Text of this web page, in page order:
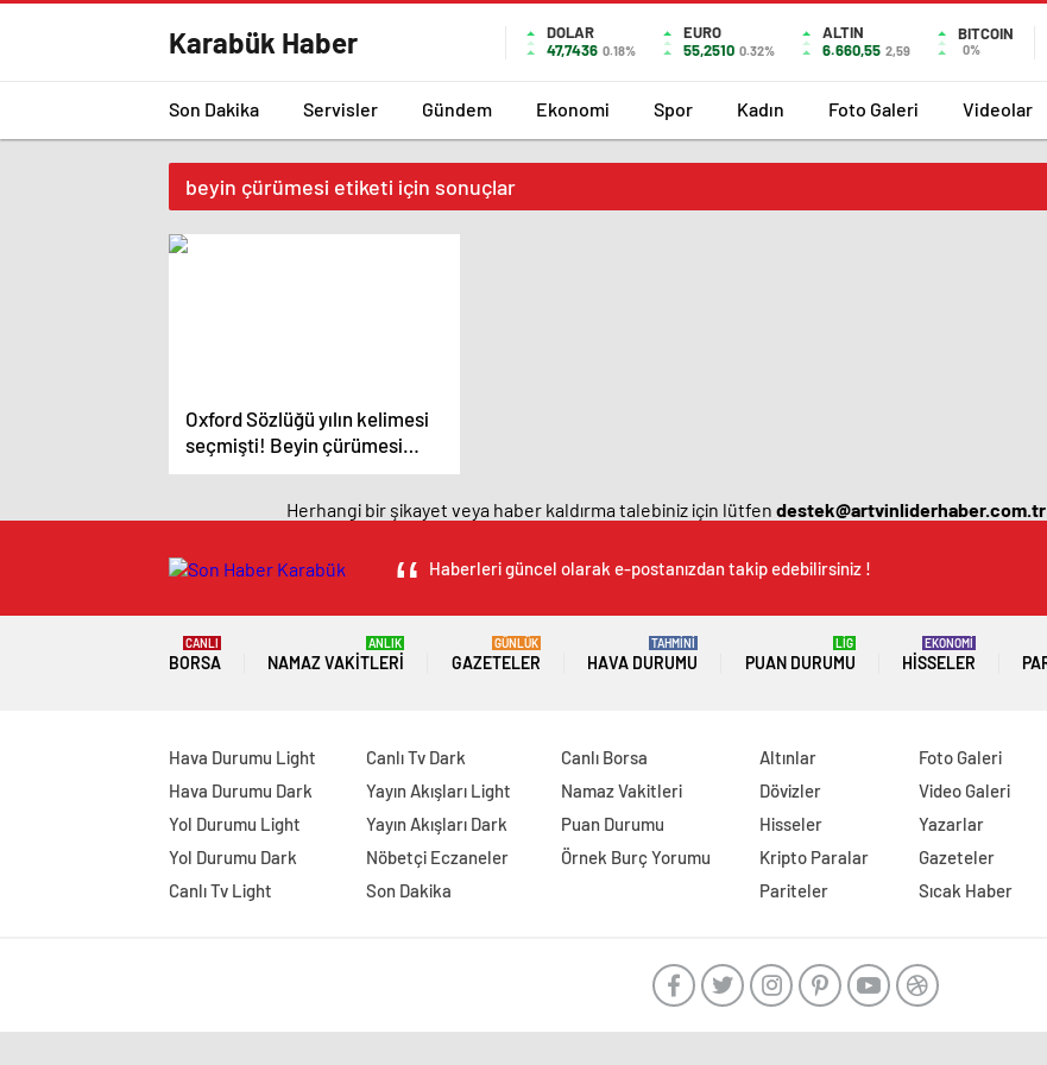
Karabük Haber
DOLAR
47,7436 0.18%
EURO
55,2510 0.32%
ALTIN
6.660,55 2,59
BITCOIN
0%
Son Dakika Servisler Gündem Ekonomi Spor Kadın Foto Galeri Videolar
beyin çürümesi etiketi için sonuçlar
Oxford Sözlüğü yılın kelimesi
seçmişti! Beyin çürümesi
nedir, nasıl etkiler? – Haberler
Herhangi bir şikayet veya haber kaldırma talebiniz için lütfen destek@artvinliderhaber.com.tr
Haberleri güncel olarak e-postanızdan takip edebilirsiniz !
BORSA
CANLI
NAMAZ VAKITLERI
ANLIK
GAZETELER
GÜNLÜK
HAVA DURUMU
TAHMİNİ
PUAN DURUMU
LİG
HISSELER
EKONOMİ
Hava Durumu Light
Hava Durumu Dark
Yol Durumu Light
Yol Durumu Dark
Canlı Tv Light
Canlı Tv Dark
Yayın Akışları Light
Yayın Akışları Dark
Nöbetçi Eczaneler
Son Dakika
Canlı Borsa
Namaz Vakitleri
Puan Durumu
Örnek Burç Yorumu
Altınlar
Dövizler
Hisseler
Kripto Paralar
Pariteler
Foto Galeri
Video Galeri
Yazarlar
Gazeteler
Sıcak Haber